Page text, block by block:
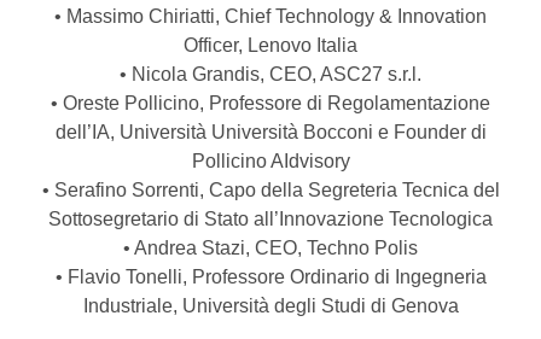
• Massimo Chiriatti, Chief Technology & Innovation
Officer, Lenovo Italia
• Nicola Grandis, CEO, ASC27 s.r.l.
• Oreste Pollicino, Professore di Regolamentazione
dell’IA, Università Università Bocconi e Founder di
Pollicino AIdvisory
• Serafino Sorrenti, Capo della Segreteria Tecnica del
Sottosegretario di Stato all’Innovazione Tecnologica
• Andrea Stazi, CEO, Techno Polis
• Flavio Tonelli, Professore Ordinario di Ingegneria
Industriale, Università degli Studi di Genova